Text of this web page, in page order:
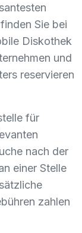
Sie bei
Diskothek
und
reservieren
für
nach der
einer Stelle
zahlen